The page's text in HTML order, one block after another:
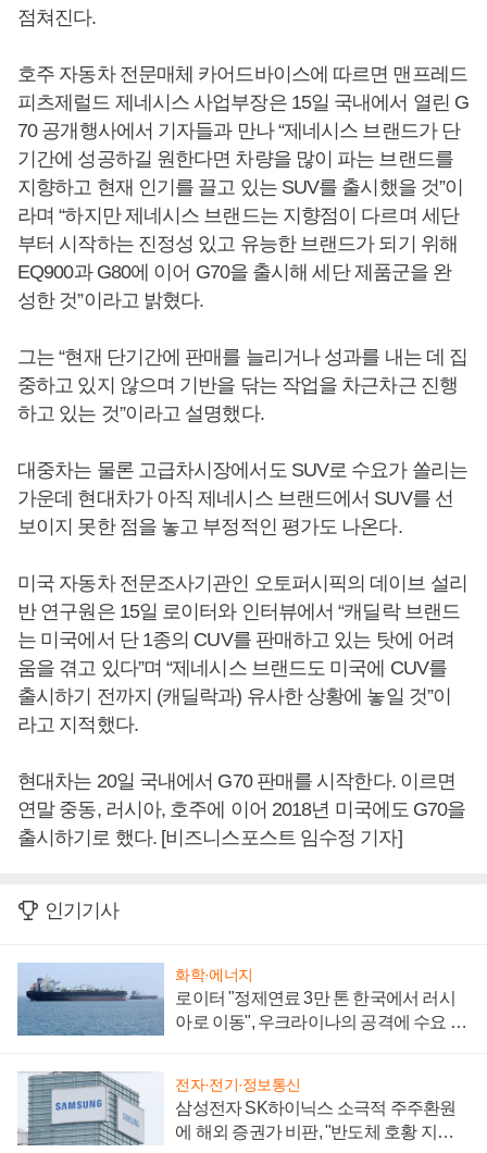
점쳐진다.
호주 자동차 전문매체 카어드바이스에 따르면 맨프레드
피츠제럴드 제네시스 사업부장은 15일 국내에서 열린 G
70 공개행사에서 기자들과 만나 “제네시스 브랜드가 단
기간에 성공하길 원한다면 차량을 많이 파는 브랜드를
지향하고 현재 인기를 끌고 있는 SUV를 출시했을 것”이
라며 “하지만 제네시스 브랜드는 지향점이 다르며 세단
부터 시작하는 진정성 있고 유능한 브랜드가 되기 위해
EQ900과 G80에 이어 G70을 출시해 세단 제품군을 완
성한 것”이라고 밝혔다.
그는 “현재 단기간에 판매를 늘리거나 성과를 내는 데 집
중하고 있지 않으며 기반을 닦는 작업을 차근차근 진행
하고 있는 것”이라고 설명했다.
대중차는 물론 고급차시장에서도 SUV로 수요가 쏠리는
가운데 현대차가 아직 제네시스 브랜드에서 SUV를 선
보이지 못한 점을 놓고 부정적인 평가도 나온다.
미국 자동차 전문조사기관인 오토퍼시픽의 데이브 설리
반 연구원은 15일 로이터와 인터뷰에서 “캐딜락 브랜드
는 미국에서 단 1종의 CUV를 판매하고 있는 탓에 어려
움을 겪고 있다”며 “제네시스 브랜드도 미국에 CUV를
출시하기 전까지 (캐딜락과) 유사한 상황에 놓일 것”이
라고 지적했다.
현대차는 20일 국내에서 G70 판매를 시작한다. 이르면
연말 중동, 러시아, 호주에 이어 2018년 미국에도 G70을
출시하기로 했다. [비즈니스포스트 임수정 기자]
인기기사
화학·에너지
로이터 "정제연료 3만 톤 한국에서 러시
아로 이동", 우크라이나의 공격에 수요 늘
전자·전기·정보통신
삼성전자 SK하이닉스 소극적 주주환원
에 해외 증권가 비판, "반도체 호황 지속